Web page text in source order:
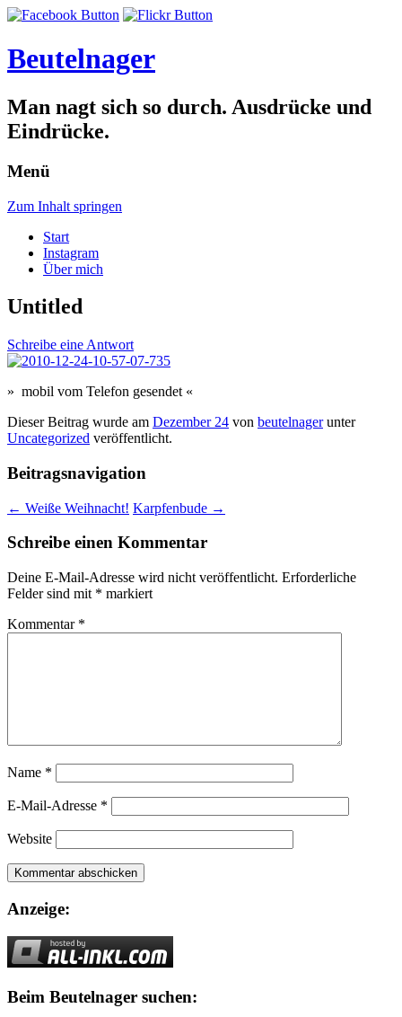
Beutelnager
Man nagt sich so durch. Ausdrücke und
Eindrücke.
Menü
Zum Inhalt springen
Start
Instagram
Über mich
Untitled
Schreibe eine Antwort
» mobil vom Telefon gesendet «
Dieser Beitrag wurde am Dezember 24 von beutelnagerunter
Uncategorized veröffentlicht.
Beitragsnavigation
← Weiße Weihnacht! Karpfenbude →
Schreibe einen Kommentar
Deine E-Mail-Adresse wird nicht veröffentlicht. Erforderliche
Felder sind mit * markiert
Kommentar *
Name *
E-Mail-Adresse *
Website
Anzeige:
Beim Beutelnager suchen: